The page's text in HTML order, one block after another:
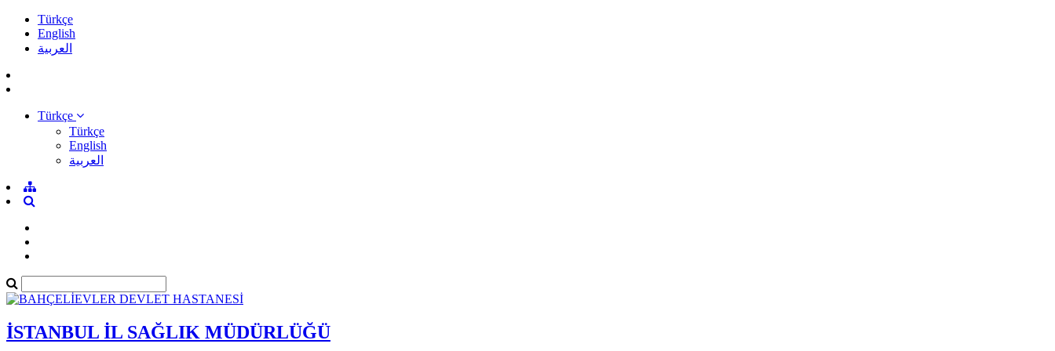
Türkçe
English
العربية
Türkçe
Türkçe
English
العربية
İSTANBUL İL SAĞLIK MÜDÜRLÜĞÜ